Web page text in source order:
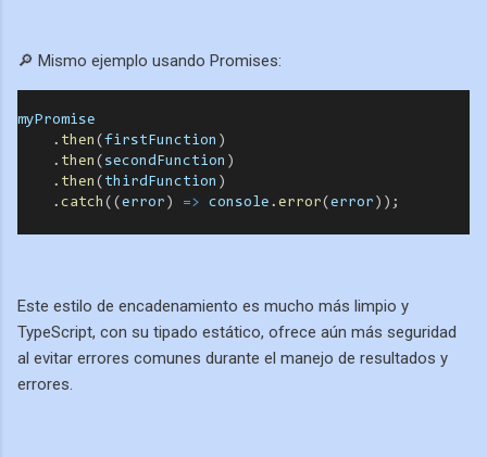
🔎 Mismo ejemplo usando Promises:
myPromise
. then ( firstFunction )
. then ( secondFunction )
. then ( thirdFunction )
. catch (( error ) => console . error( error ));
Este estilo de encadenamiento es mucho más limpio y
TypeScript, con su tipado estático, ofrece aún más seguridad
al evitar errores comunes durante el manejo de resultados y
errores.